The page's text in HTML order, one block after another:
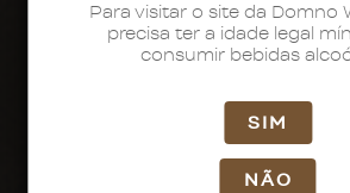
Para visitar o site da Domno
precisa ter a idade legal
consumir bebidas
SIM
NÃO